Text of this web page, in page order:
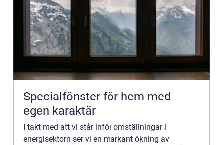
Specialfönster för hem med
egen karaktär
I takt med att vi står inför omställningar i
energisektorn ser vi en markant ökning av